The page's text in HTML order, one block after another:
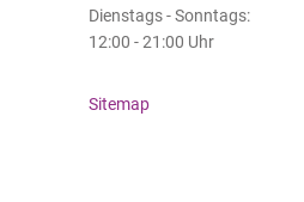
Dienstags - Sonntags:
12:00 - 21:00 Uhr
Sitemap